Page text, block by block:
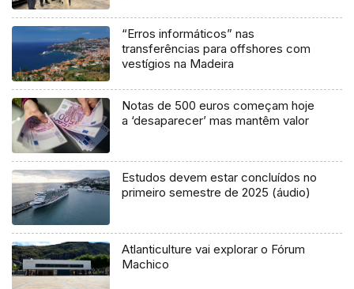
“Erros informáticos” nas
transferências para offshores com
vestígios na Madeira
Notas de 500 euros começam hoje
a ‘desaparecer’ mas mantêm valor
Estudos devem estar concluídos no
primeiro semestre de 2025 (áudio)
Atlanticulture vai explorar o Fórum
Machico